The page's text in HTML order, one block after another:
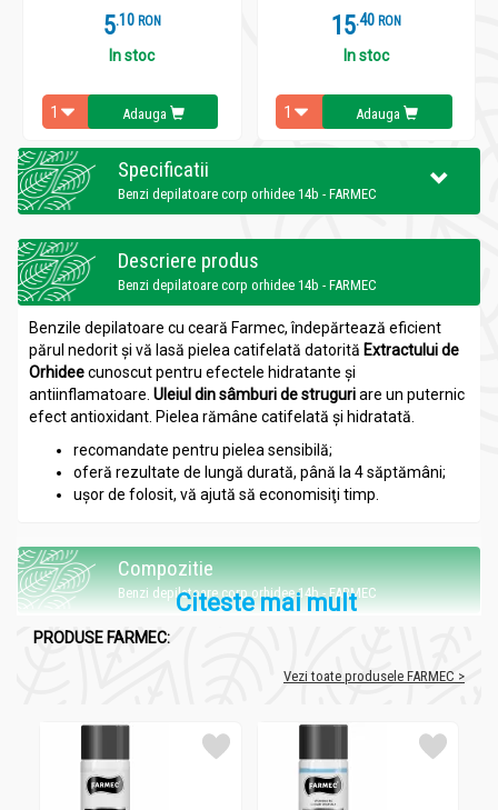
5.1 RON
In stoc
Adauga
15.4 RON
In stoc
Adauga
Specificatii
Benzi depilatoare corp orhidee 14b - FARMEC
Descriere produs
Benzi depilatoare corp orhidee 14b - FARMEC
Benzile depilatoare cu ceară Farmec, îndepărtează eficient
părul nedorit şi vă lasă pielea catifelată datorită Extractului de
Orhideecunoscut pentru efectele hidratante şi
antiinflamatoare. Uleiul din sâmburi de struguriare un puternic
efect antioxidant. Pielea rămâne catifelată și hidratată.
recomandate pentru pielea sensibilă;
oferă rezultate de lungă durată, până la 4 săptămâni;
uşor de folosit, vă ajută să economisiţi timp.
Compozitie
Benzi depilatoare corp orhidee 14b - FARMEC
Pachetul conține 7 x 2 benzi depilatoare cu ceară + 2 şerveţele
Recomandari
Benzi depilatoare corp orhidee 14b - FARMEC
Îndepărtează eficient părul nedorit, vă lasă pielea catifelata şi
Citeste mai mult
PRODUSE FARMEC:
Vezi toate produsele FARMEC >